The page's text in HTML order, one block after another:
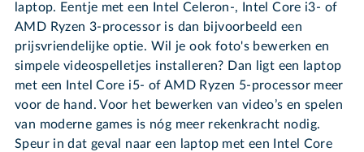
laptop. Eentje met een Intel Celeron-, Intel Core i3- of
AMD Ryzen 3-processor is dan bijvoorbeeld een
prijsvriendelijke optie. Wil je ook foto's bewerken en
simpele videospelletjes installeren? Dan ligt een laptop
met een Intel Core i5- of AMD Ryzen 5-processor meer
voor de hand. Voor het bewerken van video’s en spelen
van moderne games is nóg meer rekenkracht nodig.
Speur in dat geval naar een laptop met een Intel Core